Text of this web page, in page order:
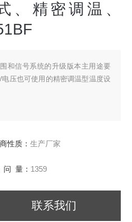
、精密调温、
和信号系统的升级版本主用途要
压也可使用的精密调温型温度设
性质： 生产厂家
问 量： 1359
联系我们